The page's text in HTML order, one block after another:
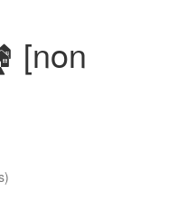
[non